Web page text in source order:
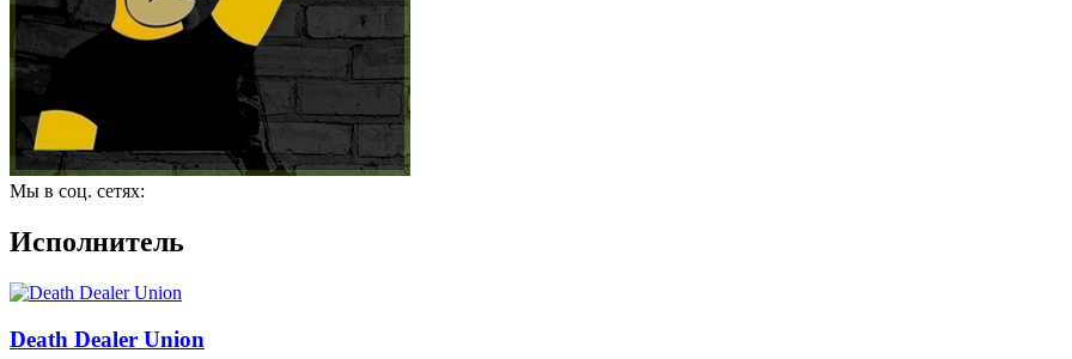
Мы в соц. сетях:
Исполнитель
Death Dealer Union